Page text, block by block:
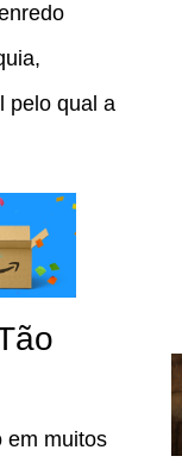
pelo qual a
em muitos